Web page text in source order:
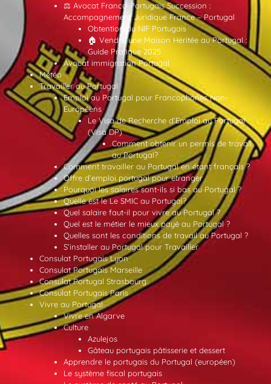
⚖️ Avocat Franco-Portugais Succession :
Accompagnement Juridique France – Portugal
Obtention du NIF Portugais
🏠 Vendre une Maison Héritée au Portugal :
Guide Pratique 2025
Avocat immigration Portugal
Météo
Travailler au Portugal
Emploi au Portugal pour Francophones Non-
Européens
Le Visa de Recherche d’Emploi au Portugal
(Visa DP)
Comment obtenir un permis de travail
au Portugal?
Comment travailler au Portugal en étant français ?
Offre d’emploi portugal pour etranger
Pourquoi les salaires sont-ils si bas au Portugal ?
Quelle est le Le SMIC au Portugal?
Quel salaire faut-il pour vivre au Portugal ?
Quel est le métier le mieux payé au Portugal ?
Quelles sont les conditions de travail au Portugal ?
S’installer au Portugal pour Travailler
Consulat Portugais Lyon
Consulat Portugais Marseille
Consulat Portugal Strasbourg
Consulat Portugais Paris
Vivre au Portugal
Vivre en Algarve
Culture
Azulejos
Gâteau portugais pâtisserie et dessert
Apprendre le portugais du Portugal (européen)
Le système fiscal portugais